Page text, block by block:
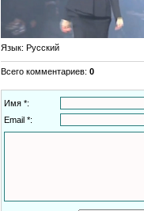
Язык: Русский
Всего комментариев: 0
Имя *:
Email *: